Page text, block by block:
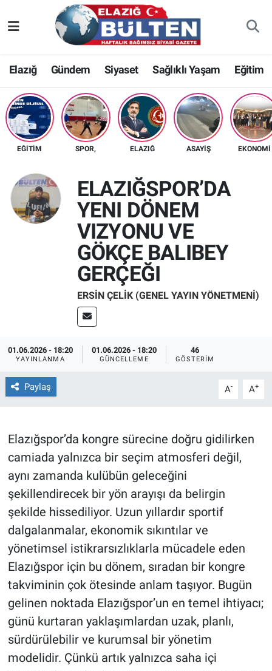
Elazığ Gündem Siyaset Sağlıklı Yaşam Eğitim
EĞITIM SPOR, ELAZIĞ ASAYIŞ EKONOMI
ELAZIĞSPOR’DA
YENI DÖNEM
VIZYONU VE
GÖKÇE BALIBEY
GERÇEĞI
ERSIN ÇELIK (GENEL YAYIN YÖNETMENI)
01.06.2026 - 18:20
YAYINLANMA
01.06.2026 - 18:20
GÜNCELLEME
46
GÖSTERIM
Paylaş A- A+
Elazığspor’da kongre sürecine doğru gidilirken
camiada yalnızca bir seçim atmosferi değil,
aynı zamanda kulübün geleceğini
şekillendirecek bir yön arayışı da belirgin
şekilde hissediliyor. Uzun yıllardır sportif
dalgalanmalar, ekonomik sıkıntılar ve
yönetimsel istikrarsızlıklarla mücadele eden
Elazığspor için bu dönem, sıradan bir kongre
takviminin çok ötesinde anlam taşıyor. Bugün
gelinen noktada Elazığspor’un en temel ihtiyacı;
günü kurtaran yaklaşımlardan uzak, planlı,
sürdürülebilir ve kurumsal bir yönetim
modelidir. Çünkü artık yalnızca saha içi
Asayiş
Bilim-Teknoloji
Eğitim
Ekonomi
Elazığ
Gündem
Kültür-Sanat
Sağlıklı Yaşam
Spor
Yaşam
Nöbetçi Eczaneler
Hava Durumu
Namaz Vakitleri
Trafik Durumu
Süper Lig Puan Durumu ve Fikstür
Tüm Manşetler
Son Dakika Haberleri
Haber Arşivi